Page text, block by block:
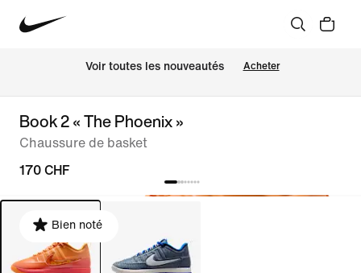
Voir toutes les nouveautés Acheter
Book 2 « The Phoenix »
Chaussure de basket
170 CHF
Bien noté